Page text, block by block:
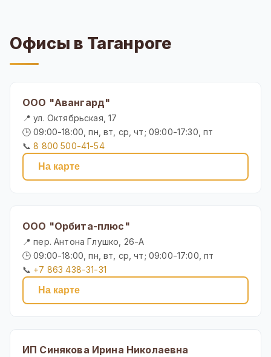
Офисы в Таганроге
ООО "Авангард"
📍 ул. Октябрьская, 17
🕒 09:00-18:00, пн, вт, ср, чт; 09:00-17:30, пт
📞8 800 500-41-54
На карте
ООО "Орбита-плюс"
📍 пер. Антона Глушко, 26-А
🕒 09:00-18:00, пн, вт, ср, чт; 09:00-17:00, пт
📞 +7 863 438-31-31
На карте
ИП Синякова Ирина Николаевна